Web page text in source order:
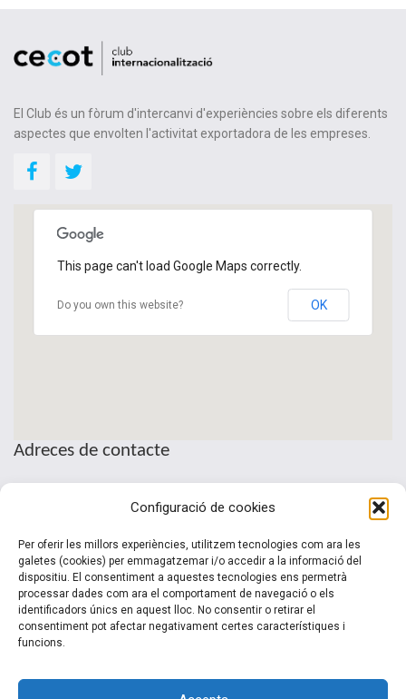
Configuració de cookies
Per oferir les millors experiències, utilitzem tecnologies com ara les
galetes (cookies) per emmagatzemar i/o accedir a la informació del
dispositiu. El consentiment a aquestes tecnologies ens permetrà
processar dades com ara el comportament de navegació o els
identificadors únics en aquest lloc. No consentir o retirar el
consentiment pot afectar negativament certes característiques i
funcions.
El Club és un fòrum d'intercanvi d'experiències sobre els diferents
aspectes que envolten l'activitat exportadora de les empreses.
This page can't load Google Maps correctly.
Do you own this website? OK
Adreces de contacte
Telèfon: (+34) 937 361 100
clubinternacionalitzacio@cecot.org.